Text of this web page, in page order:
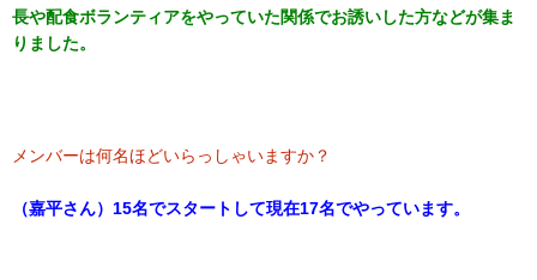
長や配食ボランティアをやっていた関係でお誘いした方などが集ま
りました。
メンバーは何名ほどいらっしゃいますか？
（嘉平さん）15名でスタートして現在17名でやっています。